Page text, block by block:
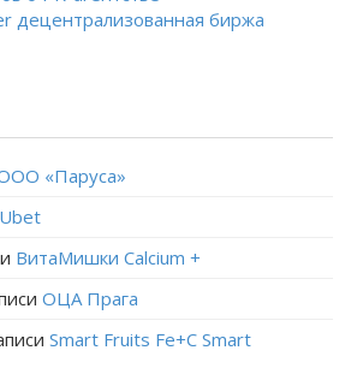
децентрализованная биржа
«Паруса»
Ubet
ВитаМишки Calcium +
ОЦА Прага
Smart Fruits Fe+C Smart